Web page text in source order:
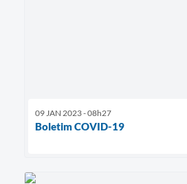
09 JAN 2023 - 08h27
Boletim COVID-19